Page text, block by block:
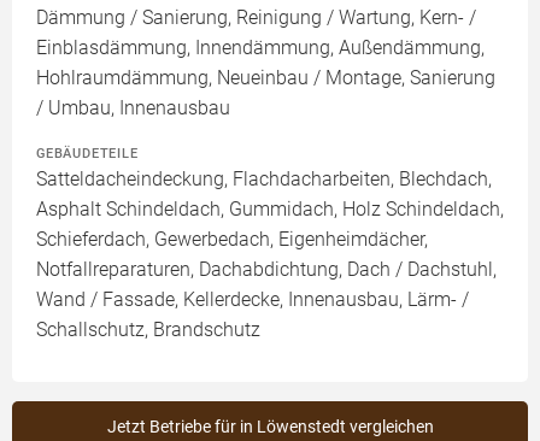
Dämmung / Sanierung, Reinigung / Wartung, Kern- /
Einblasdämmung, Innendämmung, Außendämmung,
Hohlraumdämmung, Neueinbau / Montage, Sanierung
/ Umbau, Innenausbau
GEBÄUDETEILE
Satteldacheindeckung, Flachdacharbeiten, Blechdach,
Asphalt Schindeldach, Gummidach, Holz Schindeldach,
Schieferdach, Gewerbedach, Eigenheimdächer,
Notfallreparaturen, Dachabdichtung, Dach / Dachstuhl,
Wand / Fassade, Kellerdecke, Innenausbau, Lärm- /
Schallschutz, Brandschutz
Jetzt Betriebe für in Löwenstedt vergleichen